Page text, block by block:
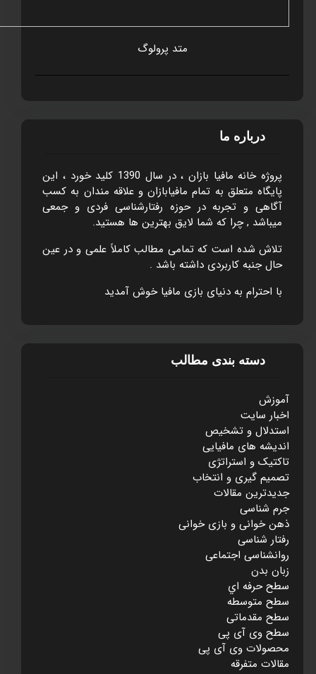
متد پرولوگ
درباره ما
پروژه خانه مافيا بازان ، در سال 1390 کليد خورد ، اين
پايگاه متعلق به تمام مافيابازان و علاقه مندان به کسب
آگاهی و تجربه در حوزه رفتارشناسی فردی و جمعی
ميباشد , چرا که شما لايق بهترين ها هستيد.
تلاش شده است که تمامی مطالب کاملاً علمی و در عين
حال جنبه کاربردی داشته باشد .
با احترام به دنيای بازی مافيا خوش آمديد
دسته بندی مطالب
آموزش
اخبار سایت
استدلال و تشخيص
انديشه های مافيايی
تاکتيک و استراتژی
تصميم گيری و انتخاب
جديدترين مقالات
جرم شناسی
ذهن خوانی و بازی خوانی
رفتار شناسی
روانشناسی اجتماعی
زبان بدن
سطح حرفه اي
سطح متوسطه
سطح مقدماتی
سطح وی آی پی
محصولات وی آی پی
مقالات متفرقه